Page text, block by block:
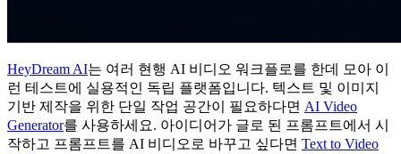
HeyDream AI는 여러 현행 AI 비디오 워크플로를 한데 모아 이
런 테스트에 실용적인 독립 플랫폼입니다. 텍스트 및 이미지
기반 제작을 위한 단일 작업 공간이 필요하다면 AI Video
Generator를 사용하세요. 아이디어가 글로 된 프롬프트에서 시
작하고 프롬프트를 AI 비디오로 바꾸고 싶다면 Text to Video